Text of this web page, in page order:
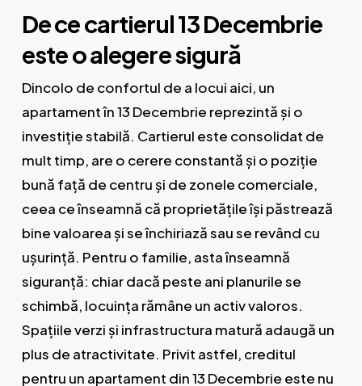
De ce cartierul 13 Decembrie
este o alegere sigură
Dincolo de confortul de a locui aici, un
apartament în 13 Decembrie reprezintă și o
investiție stabilă. Cartierul este consolidat de
mult timp, are o cerere constantă și o poziție
bună față de centru și de zonele comerciale,
ceea ce înseamnă că proprietățile își păstrează
bine valoarea și se închiriază sau se revând cu
ușurință. Pentru o familie, asta înseamnă
siguranță: chiar dacă peste ani planurile se
schimbă, locuința rămâne un activ valoros.
Spațiile verzi și infrastructura matură adaugă un
plus de atractivitate. Privit astfel, creditul
pentru un apartament din 13 Decembrie este nu